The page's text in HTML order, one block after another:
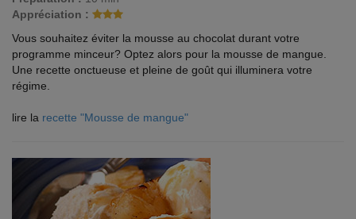
Appréciation :
Vous souhaitez éviter la mousse au chocolat durant votre
programme minceur? Optez alors pour la mousse de mangue.
Une recette onctueuse et pleine de goût qui illuminera votre
régime.
lire la recette "Mousse de mangue"